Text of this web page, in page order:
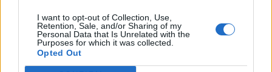
I want to opt-out of Collection, Use,
Retention, Sale, and/or Sharing of my
Personal Data that Is Unrelated with the
Purposes for which it was collected.
Opted Out